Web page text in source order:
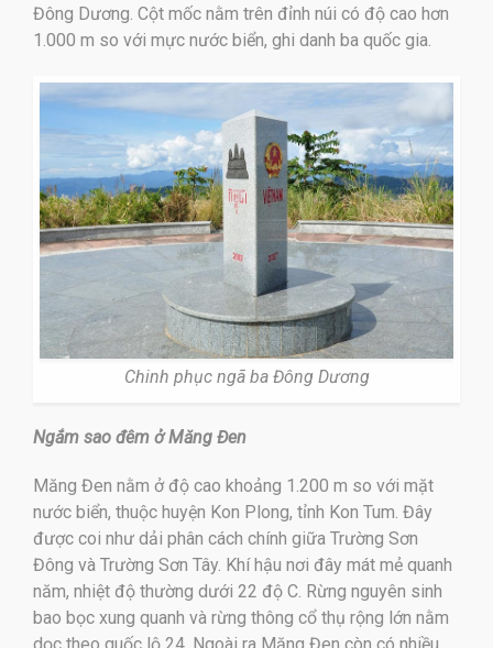
Đông Dương. Cột mốc nằm trên đỉnh núi có độ cao hơn
1.000 m so với mực nước biển, ghi danh ba quốc gia.
Chinh phục ngã ba Đông Dương
Ngắm sao đêm ở Măng Đen
Măng Đen nằm ở độ cao khoảng 1.200 m so với mặt
nước biển, thuộc huyện Kon Plong, tỉnh Kon Tum. Đây
được coi như dải phân cách chính giữa Trường Sơn
Đông và Trường Sơn Tây. Khí hậu nơi đây mát mẻ quanh
năm, nhiệt độ thường dưới 22 độ C. Rừng nguyên sinh
bao bọc xung quanh và rừng thông cổ thụ rộng lớn nằm